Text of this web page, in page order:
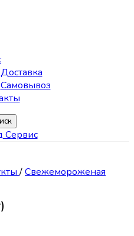
Доставка
Самовывоз
/Свежемороженая